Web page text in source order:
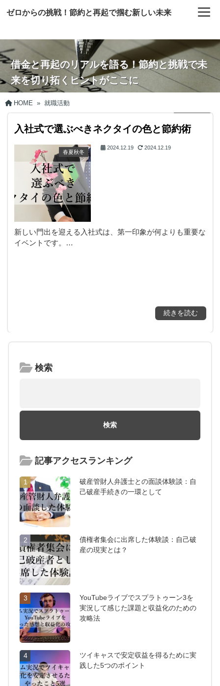
ゼロからの挑戦！節約と再起で掴む新しい未来
借金と再起のリアルを語る！節約と挑戦で未
来を切り拓くヒントがここに
HOME » 就職活動
入社式で選ぶべきネクタイの色と節約術
春夏秋冬
2024.12.19 2024.12.19
新しい門出を迎える入社式は、第一印象が何よりも重要な
イベントです。…
続きを読む
検索
記事アクセスランキング
1
破産管財人弁護士との面談体験談：自
己破産手続きの一環として
2
債権者集会に出席した体験談：自己破
産の現実とは？
3
YouTubeライブでスプラトゥーン3を
実況して感じた課題と収益化のための
攻略法
4
ツイキャスで安定収益を得るために実
践した5つのポイント